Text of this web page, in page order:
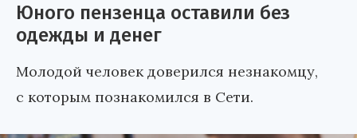
Юного пензенца оставили без
одежды и денег
Молодой человек доверился незнакомцу,
с которым познакомился в Сети.